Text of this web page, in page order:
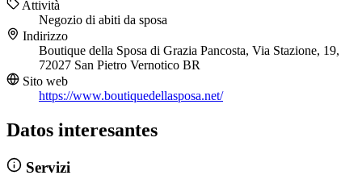
Attività
Negozio di abiti da sposa
Indirizzo
Boutique della Sposa di Grazia Pancosta, Via Stazione, 19,
72027 San Pietro Vernotico BR
Sito web
https://www.boutiquedellasposa.net/
Datos interesantes
Servizi